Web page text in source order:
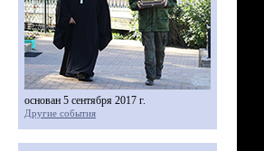
основан 5 сентября 2017 г.
Другие события